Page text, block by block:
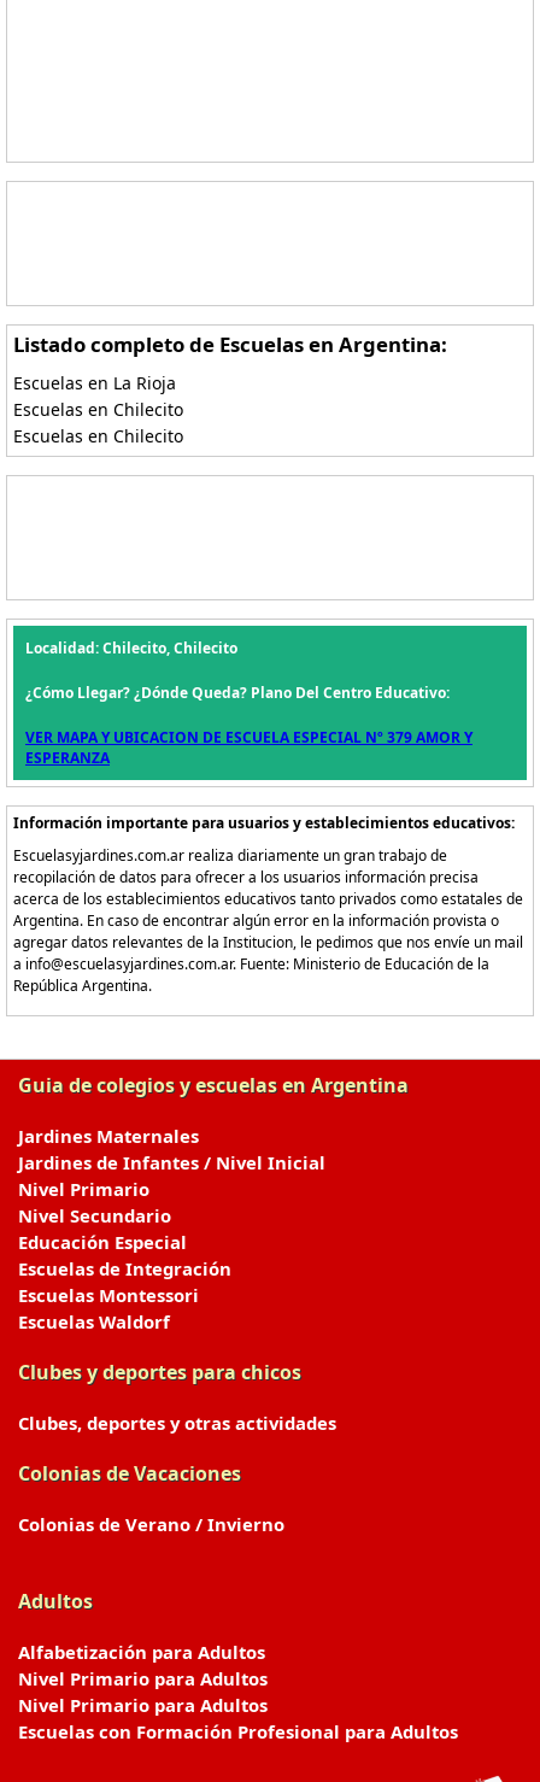
Listado completo de Escuelas en Argentina:
Escuelas en La Rioja
Escuelas en Chilecito
Escuelas en Chilecito
Localidad: Chilecito, Chilecito
¿Cómo Llegar? ¿Dónde Queda? Plano Del Centro Educativo:
VER MAPA Y UBICACION DE ESCUELA ESPECIAL Nº 379 AMOR Y
ESPERANZA
Información importante para usuarios y establecimientos educativos:
Escuelasyjardines.com.ar realiza diariamente un gran trabajo de
recopilación de datos para ofrecer a los usuarios información precisa
acerca de los establecimientos educativos tanto privados como estatales de
Argentina. En caso de encontrar algún error en la información provista o
agregar datos relevantes de la Institucion, le pedimos que nos envíe un mail
a info@escuelasyjardines.com.ar. Fuente: Ministerio de Educación de la
República Argentina.
Guia de colegios y escuelas en Argentina
Jardines Maternales
Jardines de Infantes / Nivel Inicial
Nivel Primario
Nivel Secundario
Educación Especial
Escuelas de Integración
Escuelas Montessori
Escuelas Waldorf
Clubes y deportes para chicos
Clubes, deportes y otras actividades
Colonias de Vacaciones
Colonias de Verano / Invierno
Adultos
Alfabetización para Adultos
Nivel Primario para Adultos
Nivel Primario para Adultos
Escuelas con Formación Profesional para Adultos